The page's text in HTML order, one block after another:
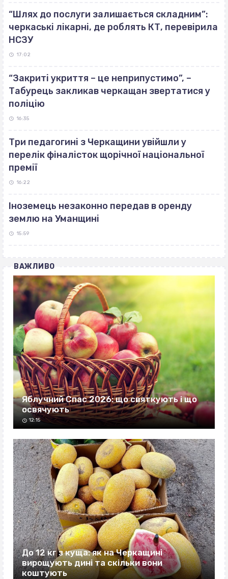
“Шлях до послуги залишається складним”:
черкаські лікарні, де роблять КТ, перевірила
НСЗУ
17:02
“Закриті укриття – це неприпустимо”, –
Табурець закликав черкащан звертатися у
поліцію
16:35
Три педагогині з Черкащини увійшли у
перелік фіналісток щорічної національної
премії
16:22
Іноземець незаконно передав в оренду
землю на Уманщині
15:59
ВАЖЛИВО
Яблучний Спас 2026: що святкують і що
освячують
12:15
До 12 кг з куща: як на Черкащині
вирощують дині та скільки вони
коштують